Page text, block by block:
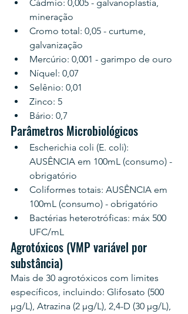
Cádmio: 0,005 - galvanoplastia,
mineração
Cromo total: 0,05 - curtume,
galvanização
Mercúrio: 0,001 - garimpo de ouro
Níquel: 0,07
Selênio: 0,01
Zinco: 5
Bário: 0,7
Parâmetros Microbiológicos
Escherichia coli (E. coli):
AUSÊNCIA em 100mL (consumo) -
obrigatório
Coliformes totais: AUSÊNCIA em
100mL (consumo) - obrigatório
Bactérias heterotróficas: máx 500
UFC/mL
Agrotóxicos (VMP variável por
substância)
Mais de 30 agrotóxicos com limites
específicos, incluindo: Glifosato (500
µg/L), Atrazina (2 µg/L), 2,4-D (30 µg/L),